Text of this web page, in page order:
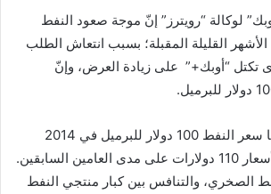
لوكالة “رويترز” إنّ موجة صعود النفط
القليلة المقبلة؛ بسبب انتعاش الطلب
تكتل “أوبك+” على زيادة العرض، وإنّ
كانت آخر مرة بلغ فيها سعر النفط 100 دولار للبرميل في 2014
بعدما ظل متوسط الأسعار 110 دولارات على مدى العامين السابقين.
الصخري، والتنافس بين كبار منتجي النفط